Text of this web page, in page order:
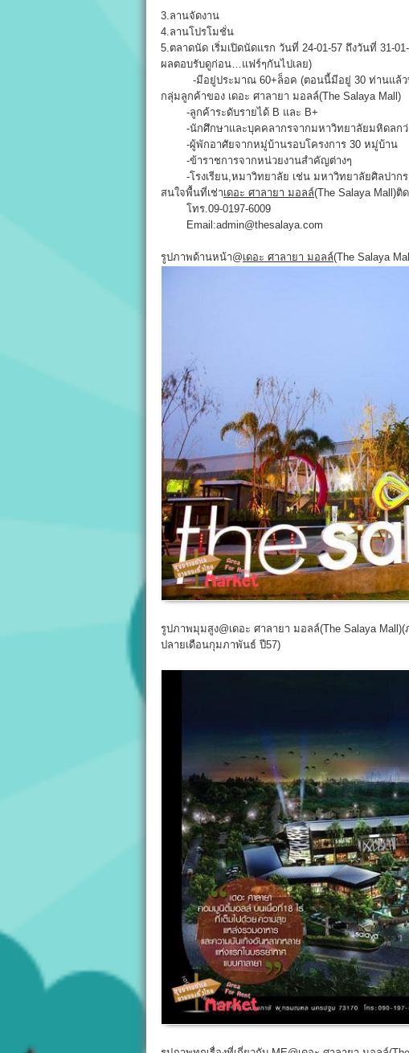
3.ลานจัดงาน
4.ลานโปรโมชั่น
5.ตลาดนัด เริ่มเปิดนัดแรก วันที่ 24-01-57 ถึงวันที่ 31-
ผลตอบรับดูก่อน…แฟร์ๆกันไปเลย)
-มีอยู่ประมาณ 60+ล็อค (ตอนนี้มีอยู่ 30 ท่านแล้ว
กลุ่มลูกค้าของ เดอะ ศาลายา มอลล์(The Salaya Mall)
-ลูกค้าระดับรายได้ B และ B+
-นักศึกษาและบุคคลากรจากมหาวิทยาลัยมหิดลกว่
-ผู้พักอาศัยจากหมู่บ้านรอบโครงการ 30 หมู่บ้าน
-ข้าราชการจากหน่วยงานสำคัญต่างๆ
-โรงเรียน,หมาวิทยาลัย เช่น มหาวิทยาลัยศิลปากร
สนใจพื้นที่เช่าเดอะ ศาลายา มอลล์(The Salaya Mall)ติ
โทร.09-0197-6009
Email:admin@thesalaya.com
รูปภาพด้านหน้า@เดอะ ศาลายา มอลล์(The Salaya
รูปภาพมุมสูง@เดอะ ศาลายา มอลล์(The Salaya
ปลายเดือนกุมภาพันธ์ ปี57)